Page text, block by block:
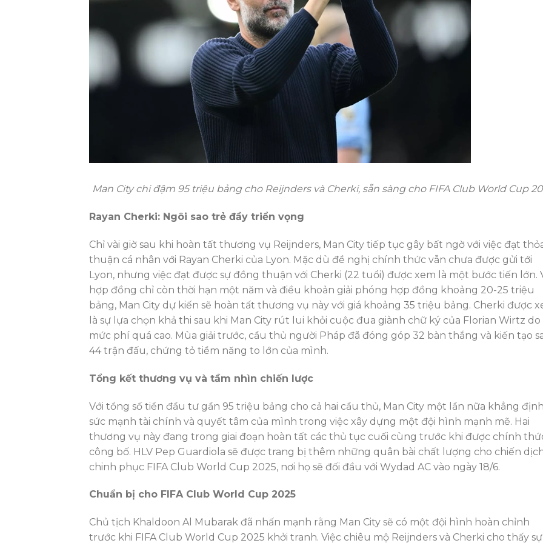
Man City chi đậm 95 triệu bảng cho Reijnders và Cherki, sẵn sàng cho FIFA Club World Cup
Rayan Cherki: Ngôi sao trẻ đầy triển vọng
Chỉ vài giờ sau khi hoàn tất thương vụ Reijnders, Man City tiếp tục gây bất ngờ với việc đạt
thuận cá nhân với Rayan Cherki của Lyon. Mặc dù đề nghị chính thức vẫn chưa được gửi tới
Lyon, nhưng việc đạt được sự đồng thuận với Cherki (22 tuổi) được xem là một bước tiến lớn.
hợp đồng chỉ còn thời hạn một năm và điều khoản giải phóng hợp đồng khoảng 20-25 triệu
bảng, Man City dự kiến sẽ hoàn tất thương vụ này với giá khoảng 35 triệu bảng. Cherki được
là sự lựa chọn khả thi sau khi Man City rút lui khỏi cuộc đua giành chữ ký của Florian Wirtz do
mức phí quá cao. Mùa giải trước, cầu thủ người Pháp đã đóng góp 32 bàn thắng và kiến tạo
44 trận đấu, chứng tỏ tiềm năng to lớn của mình.
Tổng kết thương vụ và tầm nhìn chiến lược
Với tổng số tiền đầu tư gần 95 triệu bảng cho cả hai cầu thủ, Man City một lần nữa khẳng định
sức mạnh tài chính và quyết tâm của mình trong việc xây dựng một đội hình mạnh mẽ. Hai
thương vụ này đang trong giai đoạn hoàn tất các thủ tục cuối cùng trước khi được chính
công bố. HLV Pep Guardiola sẽ được trang bị thêm những quân bài chất lượng cho chiến
chinh phục FIFA Club World Cup 2025, nơi họ sẽ đối đầu với Wydad AC vào ngày 18/6.
Chuẩn bị cho FIFA Club World Cup 2025
Chủ tịch Khaldoon Al Mubarak đã nhấn mạnh rằng Man City sẽ có một đội hình hoàn chỉnh
trước khi FIFA Club World Cup 2025 khởi tranh. Việc chiêu mộ Reijnders và Cherki cho thấy sự